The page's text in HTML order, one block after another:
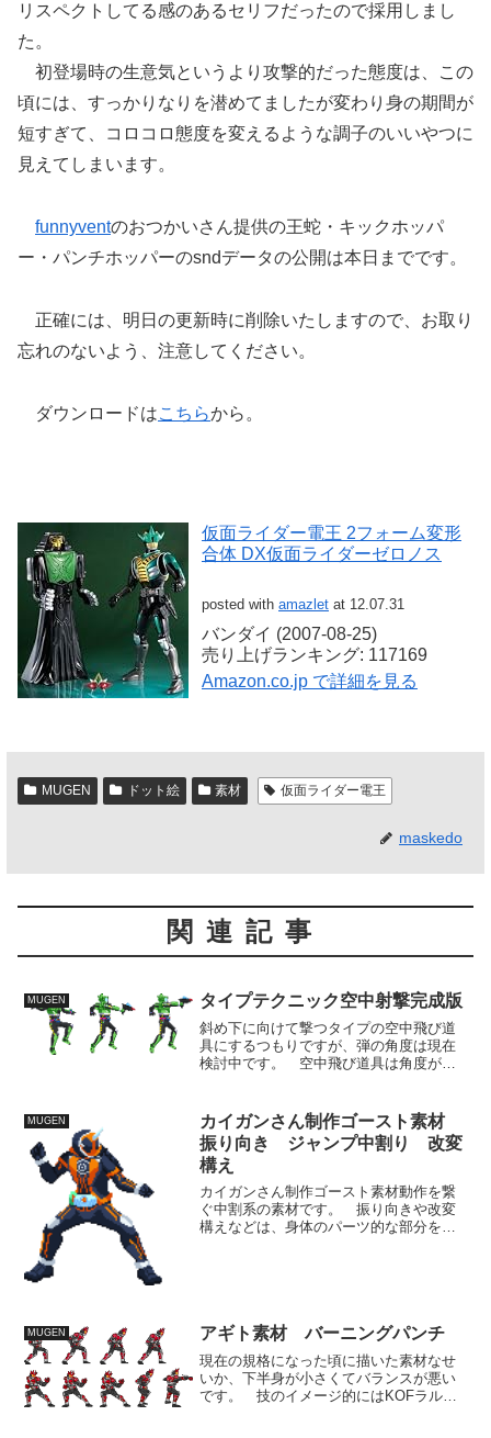
リスペクトしてる感のあるセリフだったので採用しまし
た。
初登場時の生意気というより攻撃的だった態度は、この
頃には、すっかりなりを潜めてましたが変わり身の期間が
短すぎて、コロコロ態度を変えるような調子のいいやつに
見えてしまいます。
funnyventのおつかいさん提供の王蛇・キックホッパ
ー・パンチホッパーのsndデータの公開は本日までです。
正確には、明日の更新時に削除いたしますので、お取り
忘れのないよう、注意してください。
ダウンロードはこちらから。
仮面ライダー電王 2フォーム変形
合体 DX仮面ライダーゼロノス
posted with amazlet at 12.07.31
バンダイ (2007-08-25)
売り上げランキング: 117169
Amazon.co.jp で詳細を見る
MUGEN ドット絵 素材 仮面ライダー電王
maskedo
関連記事
MUGEN タイプテクニック空中射撃完成版
斜め下に向けて撃つタイプの空中飛び道
具にするつもりですが、弾の角度は現在
検討中です。 空中飛び道具は角度が広
強い性能は与えたくない。 角度が急で
当てにくいけれど、隙はそ...
MUGEN
カイガンさん制作ゴースト素材
振り向き ジャンプ中割り 改変
構え
カイガンさん制作ゴースト素材動作を繋
ぐ中割系の素材です。 振り向きや改変
構えなどは、身体のパーツ的な部分を抜
MUGEN アギト素材 バーニングパンチ
現在の規格になった頃に描いた素材なせ
いか、下半身が小さくてバランスが悪い
です。 技のイメージ的にはKOFラルフ